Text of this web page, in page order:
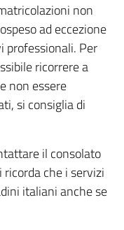
non
ad eccezione
professionali. Per
ricorrere a
non essere
si consiglia di
il consolato
ricorda che i servizi
italiani anche se